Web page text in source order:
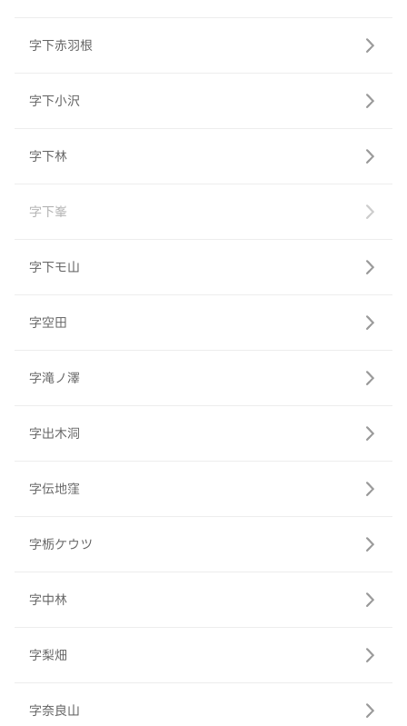
字下赤羽根
字下小沢
字下林
字下峯
字下モ山
字空田
字滝ノ澤
字出木洞
字伝地窪
字栃ケウツ
字中林
字梨畑
字奈良山